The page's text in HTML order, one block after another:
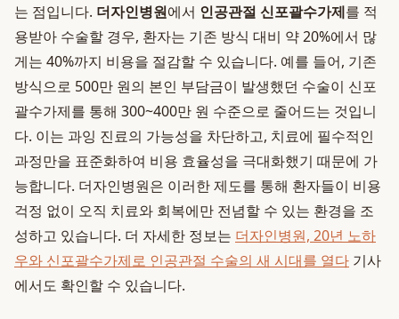
는 점입니다. 더자인병원에서 인공관절 신포괄수가제를 적
용받아 수술할 경우, 환자는 기존 방식 대비 약 20%에서 많
게는 40%까지 비용을 절감할 수 있습니다. 예를 들어, 기존
방식으로 500만 원의 본인 부담금이 발생했던 수술이 신포
괄수가제를 통해 300~400만 원 수준으로 줄어드는 것입니
다. 이는 과잉 진료의 가능성을 차단하고, 치료에 필수적인
과정만을 표준화하여 비용 효율성을 극대화했기 때문에 가
능합니다. 더자인병원은 이러한 제도를 통해 환자들이 비용
걱정 없이 오직 치료와 회복에만 전념할 수 있는 환경을 조
성하고 있습니다. 더 자세한 정보는 더자인병원, 20년 노하
우와 신포괄수가제로 인공관절 수술의 새 시대를 열다 기사
에서도 확인할 수 있습니다.